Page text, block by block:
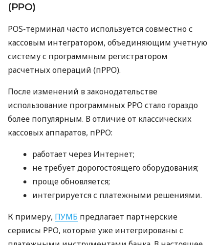
(РРО)
POS-терминал часто используется совместно с
кассовым интегратором, объединяющим учетную
систему с программным регистратором
расчетных операций (пРРО).
После изменений в законодательстве
использование программных РРО стало гораздо
более популярным. В отличие от классических
кассовых аппаратов, пРРО:
работает через Интернет;
не требует дорогостоящего оборудования;
проще обновляется;
интегрируется с платежными решениями.
К примеру, ПУМБ предлагает партнерские
сервисы РРО, которые уже интегрированы с